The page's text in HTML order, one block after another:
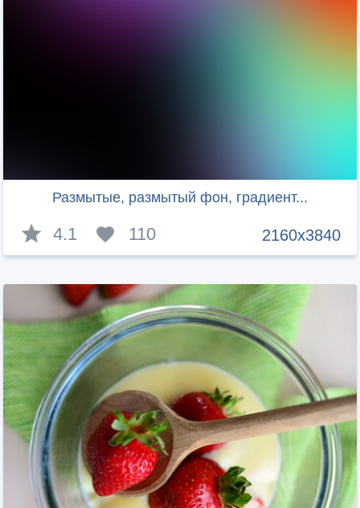
Размытые, размытый фон, градиент...
2160x3840
4.1 110